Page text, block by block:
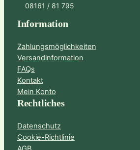
08161 / 81 795
Information
Zahlungsmöglichkeiten
Versandinformation
FAQs
Kontakt
Mein Konto
Rechtliches
Datenschutz
Cookie-Richtlinie